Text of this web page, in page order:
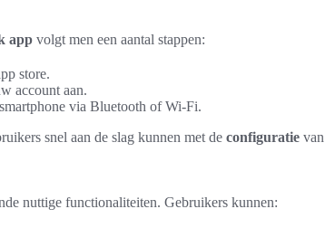
app volgt men een aantal stappen:
store.
account aan.
via Bluetooth of Wi-Fi.
snel aan de slag kunnen met de configuratie
nuttige functionaliteiten. Gebruikers kunnen: